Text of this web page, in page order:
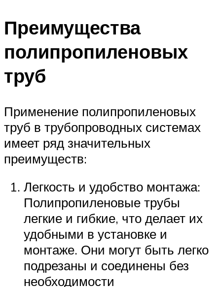
Преимущества
полипропиленовых
труб
Применение полипропиленовых
труб в трубопроводных системах
имеет ряд значительных
преимуществ:
Легкость и удобство монтажа:
Полипропиленовые трубы
легкие и гибкие, что делает их
удобными в установке и
монтаже. Они могут быть легко
подрезаны и соединены без
необходимости